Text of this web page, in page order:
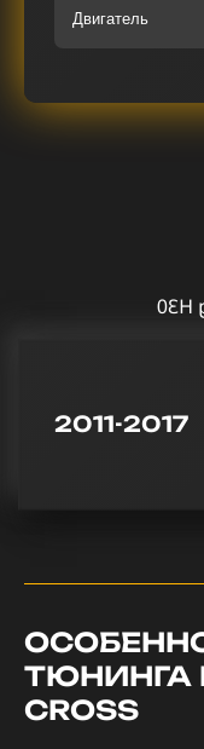
Двигатель
2011-2017
ТЮНИНГА
CROSS